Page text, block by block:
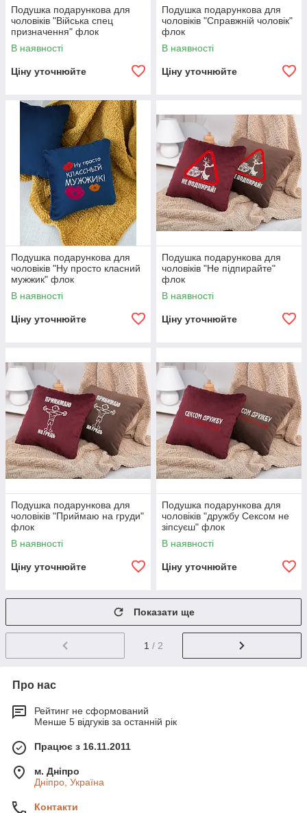
Подушка подарункова для
чоловіків "Війська спец
призначення" флок
В наявності
Ціну уточнюйте
Подушка подарункова для
чоловіків "Справжній чоловік"
флок
В наявності
Ціну уточнюйте
Подушка подарункова для
чоловіків "Ну просто класний
мужжик" флок
В наявності
Ціну уточнюйте
Подушка подарункова для
чоловіків "Не підпирайте"
флок
В наявності
Ціну уточнюйте
Подушка подарункова для
чоловіків "Приймаю на груди"
флок
В наявності
Ціну уточнюйте
Подушка подарункова для
чоловіків "дружбу Сексом не
зіпсуєш" флок
В наявності
Ціну уточнюйте
Показати ще
1 / 2
Про нас
Рейтинг не сформований
Менше 5 відгуків за останній рік
Працює з 16.11.2011
м. Дніпро
Дніпро, Україна
Контакти